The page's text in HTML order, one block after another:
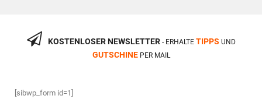
KOSTENLOSER NEWSLETTER- ERHALTE TIPPS UND
GUTSCHINEPER MAIL
[sibwp_form id=1]